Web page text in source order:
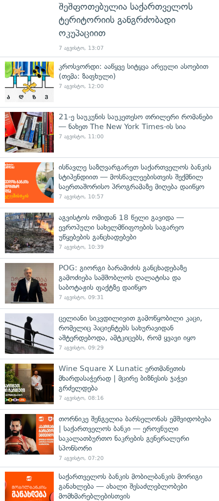
შეშფოთებულია საქართველოს
ტერიტორიის განგრძობადი
ოკუპაციით
7 აგვისტო, 13:07
კროსვორდი: ააწყვე სიტყვა არეული ასოებით
(თემა: ზაფხული)
7 აგვისტო, 12:00
21-ე საუკუნის საუკეთესო თრილერი რომანები
— ნახეთ The New York Times-ის სია
7 აგვისტო, 11:00
ისწავლე საზღვარგარეთ საქართველოს ბანკის
სტიპენდიით — მოსწავლეებისთვის შექმნილ
საერთაშორისო პროგრამაზე მიღება დაიწყო
7 აგვისტო, 10:57
აგვისტოს ომიდან 18 წელი გავიდა —
ევროპული სახელმწიფოების საგარეო
უწყებების განცხადებები
7 აგვისტო, 10:39
POG: გიორგი ბარამიძის განცხადებაზე
გამოძიება სამშობლოს ღალატისა და
საბოტაჟის ფაქტზე დაიწყო
7 აგვისტო, 09:31
ცელიანი სიკვდილივით გამოწყობილი კაცი,
რომელიც პაციენტებს სახურავიდან
აშტერდებოდა, ამტკიცებს, რომ ყვავი იყო
7 აგვისტო, 09:29
Wine Square X Lunatic ერთმანეთის
მხარდასაჭერად | მცირე ბიზნესის ჯაჭვი
გრძელდება
7 აგვისტო, 08:16
თორნიკე შენგელია ბარსელონას ემშვიდობება
| საქართველოს ბანკი — ეროვნული
საკალათბურთო ნაკრების გენერალური
სპონსორი
7 აგვისტო, 07:20
საქართველოს ბანკის მობილბანკის მორიგი
განახლება — ახალი შესაძლებლობები
მომხმარებლებისთვის